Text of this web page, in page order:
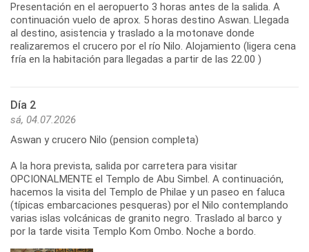
Presentación en el aeropuerto 3 horas antes de la salida. A
continuación vuelo de aprox. 5 horas destino Aswan. Llegada
al destino, asistencia y traslado a la motonave donde
realizaremos el crucero por el río Nilo. Alojamiento (ligera cena
fría en la habitación para llegadas a partir de las 22.00 )
Día 2
sá, 04.07.2026
Aswan y crucero Nilo (pension completa)
A la hora prevista, salida por carretera para visitar
OPCIONALMENTE el Templo de Abu Simbel. A continuación,
hacemos la visita del Templo de Philae y un paseo en faluca
(típicas embarcaciones pesqueras) por el Nilo contemplando
varias islas volcánicas de granito negro. Traslado al barco y
por la tarde visita Templo Kom Ombo. Noche a bordo.